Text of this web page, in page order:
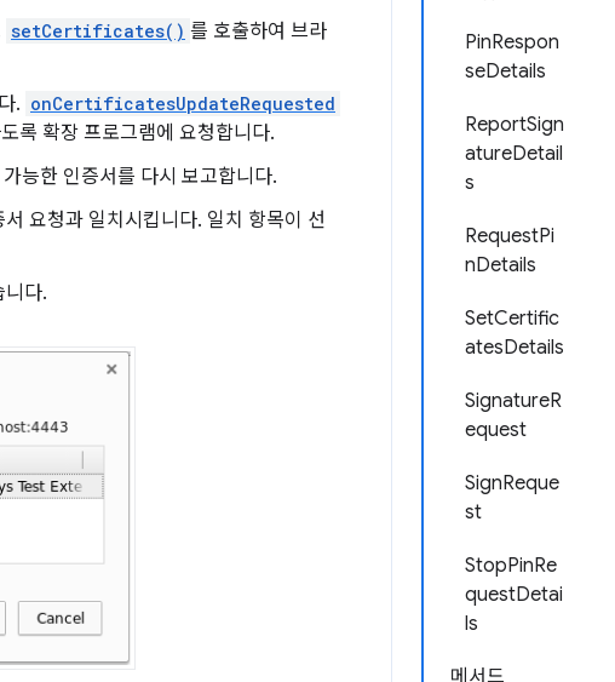
PinRespon
seDetails
ReportSign
atureDetail
s
RequestPi
nDetails
SetCertific
atesDetails
SignatureR
equest
SignReque
st
StopPinRe
questDetai
ls
메서드
setCertificates() 를 호출하여 브라
. onCertificatesUpdateRequested
록 확장 프로그램에 요청합니다.
능한 인증서를 다시 보고합니다.
요청과 일치시킵니다. 일치 항목이 선
니다.